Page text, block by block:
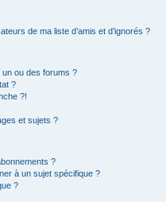
de ma liste d’amis et d’ignorés ?
ou des forums ?
?
?!
et sujets ?
?
à un sujet spécifique ?
?